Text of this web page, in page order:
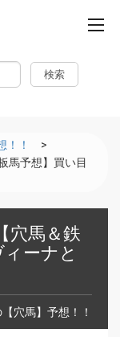
m
e
！！
>
馬予想】買い目
穴馬＆鉄
ーナと
穴馬】予想！！